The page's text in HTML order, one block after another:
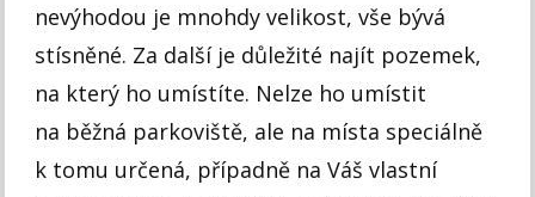
nevýhodou je mnohdy velikost, vše bývá
stísněné. Za další je důležité najít pozemek,
na který ho umístíte. Nelze ho umístit
na běžná parkoviště, ale na místa speciálně
k tomu určená, případně na Váš vlastní